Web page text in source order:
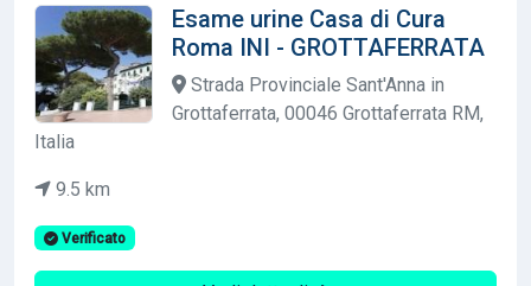
Esame urine Casa di Cura
Roma INI - GROTTAFERRATA
Strada Provinciale Sant'Anna in
Grottaferrata, 00046 Grottaferrata RM,
Italia
9.5 km
Verificato